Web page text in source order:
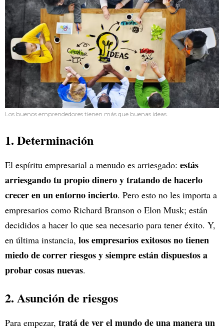
Los buenos emprendedores tienen más que buenas ideas.
1. Determinación
El espíritu empresarial a menudo es arriesgado: estás
arriesgando tu propio dinero y tratando de hacerlo
crecer en un entorno incierto. Pero esto no les importa a
empresarios como Richard Branson o Elon Musk; están
decididos a hacer lo que sea necesario para tener éxito. Y,
en última instancia, los empresarios exitosos no tienen
miedo de correr riesgos y siempre están dispuestos a
probar cosas nuevas.
2. Asunción de riesgos
Para empezar, tratá de ver el mundo de una manera un